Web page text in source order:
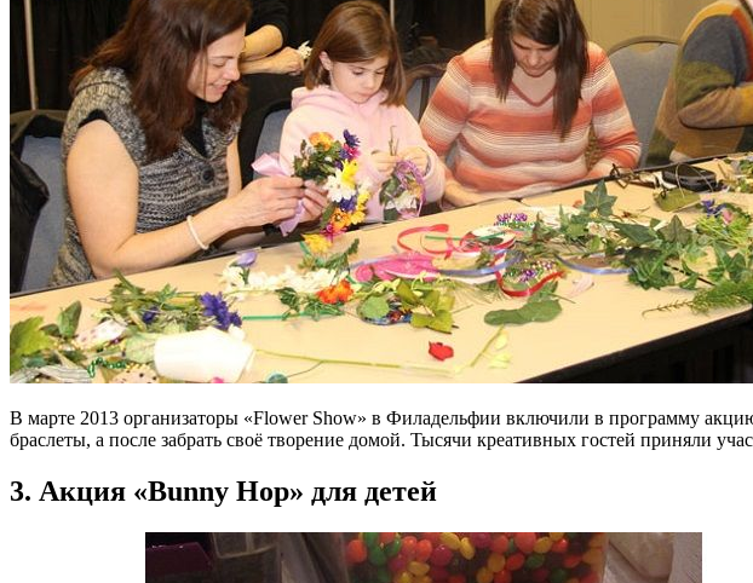
В марте 2013 организаторы «Flower Show» в Филадельфии включили в программу
браслеты, а после забрать своё творение домой. Тысячи креативных гостей приняли
3. Акция «Bunny Hop» для детей